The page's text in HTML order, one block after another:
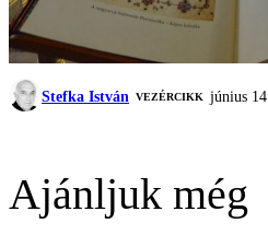
Stefka István VEZÉRCIKK június 14.
Ajánljuk még